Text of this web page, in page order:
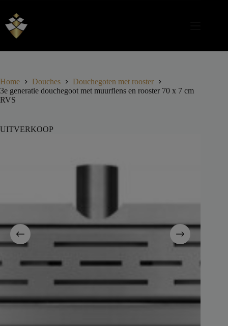
Home Douches
Douchegoten met rooster
3e generatie douchegoot met muurflens en rooster 70 x 7 cm
RVS
UITVERKOOP